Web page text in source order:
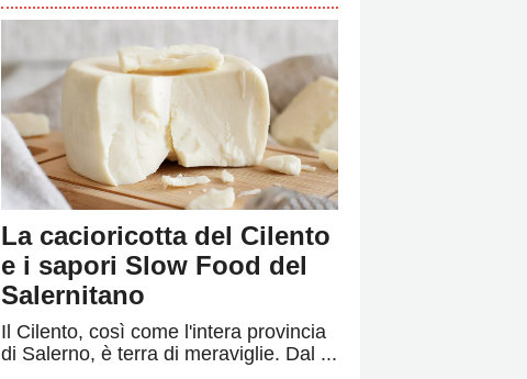
La cacioricotta del Cilento
e i sapori Slow Food del
Salernitano
Il Cilento, così come l'intera provincia
di Salerno, è terra di meraviglie. Dal ...